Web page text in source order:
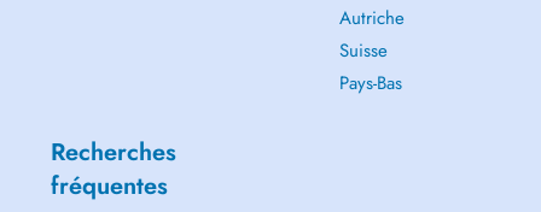
Autriche
Suisse
Pays-Bas
Recherches
fréquentes